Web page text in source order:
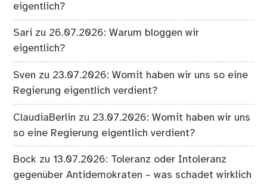
eigentlich?
Sari zu 26.07.2026: Warum bloggen wir
eigentlich?
Sven zu 23.07.2026: Womit haben wir uns so eine
Regierung eigentlich verdient?
ClaudiaBerlin zu 23.07.2026: Womit haben wir uns
so eine Regierung eigentlich verdient?
Bock zu13.07.2026: Toleranz oder Intoleranz
gegenüber Antidemokraten – was schadet wirklich